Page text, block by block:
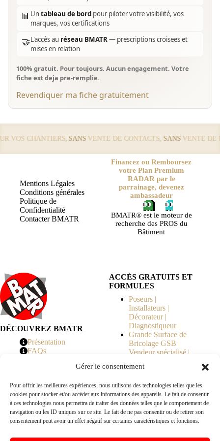
Gérer le consentement
Pour offrir les meilleures expériences, nous utilisons des technologies telles que les
cookies pour stocker et/ou accéder aux informations des appareils. Le fait de consentir
à ces technologies nous permettra de traiter des données telles que le comportement de
navigation ou les ID uniques sur ce site. Le fait de ne pas consentir ou de retirer son
consentement peut avoir un effet négatif sur certaines caractéristiques et fonctions.
📊Untableau de bord pour piloter votre visibilité, vos
marques, vos certifications
🤝L'accès au réseau BMATR— prescriptions croisees et
mises en relation
100% gratuit. Pour toujours. Aucun engagement. Votre
fiche est deja pre-remplie.
Revendiquer ma fiche gratuitement
CHANTIERS, SANSVENTE DE CONTACTS,SANSVENTE DE
Mentions Légales
Conditions générales
Politique de
Confidentialité
Contacter BMATR
Financez ou Remboursez
votre Plan Premium
RADAR par le
parrainage, devenez
ambassadeur
BMATR® est le moteur de
recherche des PROS du
Bâtiment
DÉCOUVREZ BMATR
Présentation
FAQs
ACCÈS GRATUITS ET
FORMULES
Poseurs |
Installateurs |
Décorateur |
Diagnostiqueur |
Grande Surface de
Bricolage GSB |
Vendeur spécialisé |
Copropriété | MOE |
en Travaux |
Fabricants | Marque |
© 2026 BMATR® — Tous droits réservés.